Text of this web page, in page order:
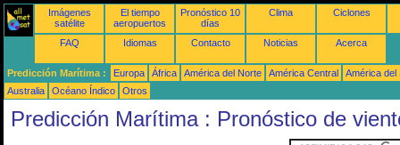
Imágenes
satélite
El tiempo
aeropuertos
Pronóstico 10
días
Clima Ciclones
FAQ Idiomas Contacto Noticias Acerca
Predicción Marítima : Europa África América del Norte América Central
América del
Australia
Océano Índico Otros
Predicción Marítima : Pronóstico de